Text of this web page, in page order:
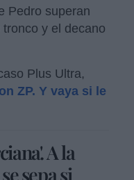
Pedro superan
y el decano
Plus Ultra,
ZP. Y vaya si le
A la
sepa si